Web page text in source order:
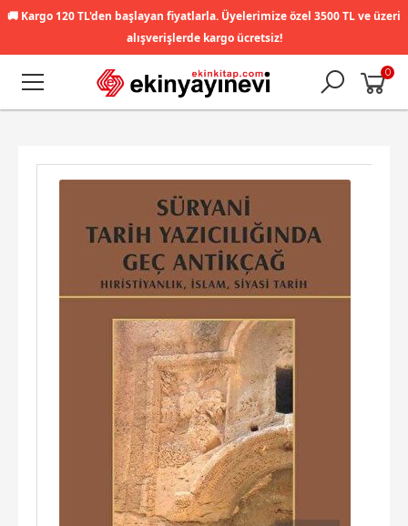
🚚 Kargo 120 TL'den başlayan fiyatlarla. Üyelerimize özel 3500 TL ve üzeri
alışverişlerde kargo ücretsiz!
0